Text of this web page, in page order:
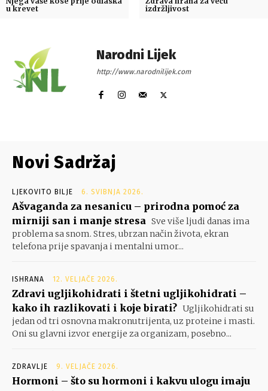
u krevet
izdržljivost
Narodni Lijek
http://www.narodnilijek.com
Novi Sadržaj
LJEKOVITO BILJE 6. SVIBNJA 2026.
Ašvaganda za nesanicu – prirodna pomoć za
mirniji san i manje stresa Sve više ljudi danas ima
problema sa snom. Stres, ubrzan način života, ekran
telefona prije spavanja i mentalni umor...
ISHRANA 12. VELJAČE 2026.
Zdravi ugljikohidrati i štetni ugljikohidrati –
kako ih razlikovati i koje birati? Ugljikohidrati su
jedan od tri osnovna makronutrijenta, uz proteine i masti.
Oni su glavni izvor energije za organizam, posebno...
ZDRAVLJE 9. VELJAČE 2026.
Hormoni – što su hormoni i kakvu ulogu imaju